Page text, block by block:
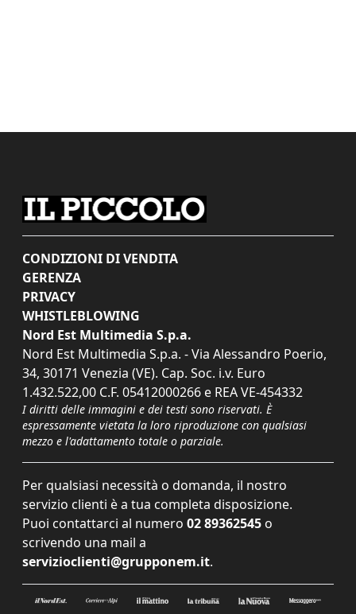
CONDIZIONI DI VENDITA
GERENZA
PRIVACY
WHISTLEBLOWING
Nord Est Multimedia S.p.a.
Nord Est Multimedia S.p.a. - Via Alessandro Poerio,
34, 30171 Venezia (VE). Cap. Soc. i.v. Euro
1.432.522,00 C.F. 05412000266 e REA VE-454332
I diritti delle immagini e dei testi sono riservati. È
espressamente vietata la loro riproduzione con qualsiasi
mezzo e l'adattamento totale o parziale.
Per qualsiasi necessità o domanda, il nostro
servizio clienti è a tua completa disposizione.
Puoi contattarci al numero 02 89362545 o
scrivendo una mail a
servizioclienti@grupponem.it.